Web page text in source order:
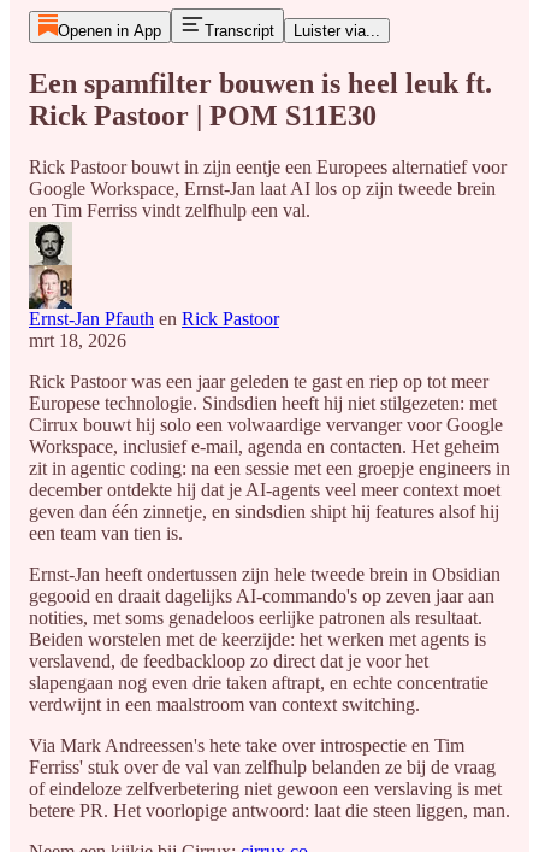
Openen in App Transcript Luister via...
Een spamfilter bouwen is heel leuk ft.
Rick Pastoor | POM S11E30
Rick Pastoor bouwt in zijn eentje een Europees alternatief voor
Google Workspace, Ernst-Jan laat AI los op zijn tweede brein
en Tim Ferriss vindt zelfhulp een val.
Ernst-Jan Pfauth en Rick Pastoor
mrt 18, 2026
Rick Pastoor was een jaar geleden te gast en riep op tot meer
Europese technologie. Sindsdien heeft hij niet stilgezeten: met
Cirrux bouwt hij solo een volwaardige vervanger voor Google
Workspace, inclusief e-mail, agenda en contacten. Het geheim
zit in agentic coding: na een sessie met een groepje engineers in
december ontdekte hij dat je AI-agents veel meer context moet
geven dan één zinnetje, en sindsdien shipt hij features alsof hij
een team van tien is.
Ernst-Jan heeft ondertussen zijn hele tweede brein in Obsidian
gegooid en draait dagelijks AI-commando's op zeven jaar aan
notities, met soms genadeloos eerlijke patronen als resultaat.
Beiden worstelen met de keerzijde: het werken met agents is
verslavend, de feedbackloop zo direct dat je voor het
slapengaan nog even drie taken aftrapt, en echte concentratie
verdwijnt in een maalstroom van context switching.
Via Mark Andreessen's hete take over introspectie en Tim
Ferriss' stuk over de val van zelfhulp belanden ze bij de vraag
of eindeloze zelfverbetering niet gewoon een verslaving is met
betere PR. Het voorlopige antwoord: laat die steen liggen, man.